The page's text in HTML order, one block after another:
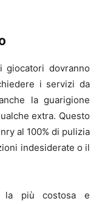
giocatori dovranno
i servizi da
la guarigione
extra. Questo
al 100% di pulizia
indesiderate o il
la più costosa e